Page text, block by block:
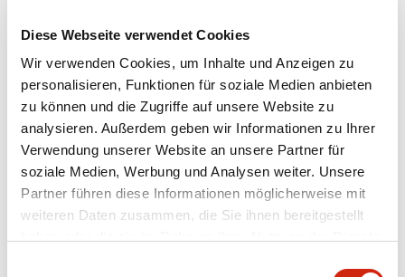
Diese Webseite verwendet Cookies
Wir verwenden Cookies, um Inhalte und Anzeigen zu
personalisieren, Funktionen für soziale Medien anbieten
zu können und die Zugriffe auf unsere Website zu
analysieren. Außerdem geben wir Informationen zu Ihrer
Verwendung unserer Website an unsere Partner für
soziale Medien, Werbung und Analysen weiter. Unsere
Partner führen diese Informationen möglicherweise mit
weiteren Daten zusammen, die Sie ihnen bereitgestellt
FC5A MICRO Smart pentra Instruction Sheet (FC5
A-D12K1E\, FC5A-D12S1E)
17/11/2022
.PDF257.75KB
FC5A MICRO Smart pentra Instruction Sheet (FC5
A-D16RK1\, FC5A-D16RS1\, FC5A-D32K3\, FC5A-D